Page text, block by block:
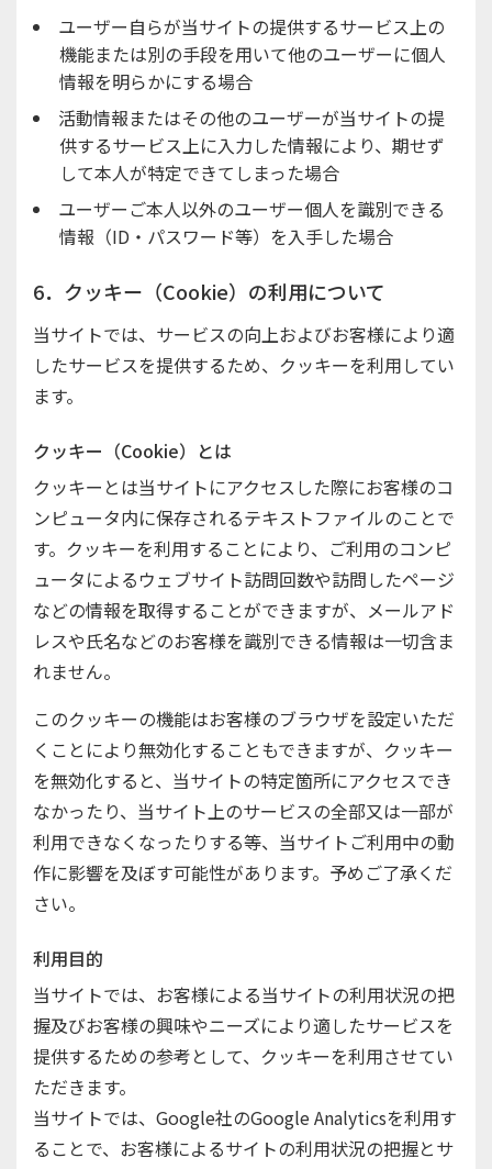
ユーザー自らが当サイトの提供するサービス上の
機能または別の手段を用いて他のユーザーに個人
情報を明らかにする場合
活動情報またはその他のユーザーが当サイトの提
供するサービス上に入力した情報により、期せず
して本人が特定できてしまった場合
ユーザーご本人以外のユーザー個人を識別できる
情報（ID・パスワード等）を入手した場合
6．クッキー（Cookie）の利用について
当サイトでは、サービスの向上およびお客様により適
したサービスを提供するため、クッキーを利用してい
ます。
クッキー（Cookie）とは
クッキーとは当サイトにアクセスした際にお客様のコ
ンピュータ内に保存されるテキストファイルのことで
す。クッキーを利用することにより、ご利用のコンピ
ュータによるウェブサイト訪問回数や訪問したページ
などの情報を取得することができますが、メールアド
レスや氏名などのお客様を識別できる情報は一切含ま
れません。
このクッキーの機能はお客様のブラウザを設定いただ
くことにより無効化することもできますが、クッキー
を無効化すると、当サイトの特定箇所にアクセスでき
なかったり、当サイト上のサービスの全部又は一部が
利用できなくなったりする等、当サイトご利用中の動
作に影響を及ぼす可能性があります。予めご了承くだ
さい。
利用目的
当サイトでは、お客様による当サイトの利用状況の把
握及びお客様の興味やニーズにより適したサービスを
提供するための参考として、クッキーを利用させてい
ただきます。
当サイトでは、Google社のGoogle Analyticsを利用す
ることで、お客様によるサイトの利用状況の把握とサ